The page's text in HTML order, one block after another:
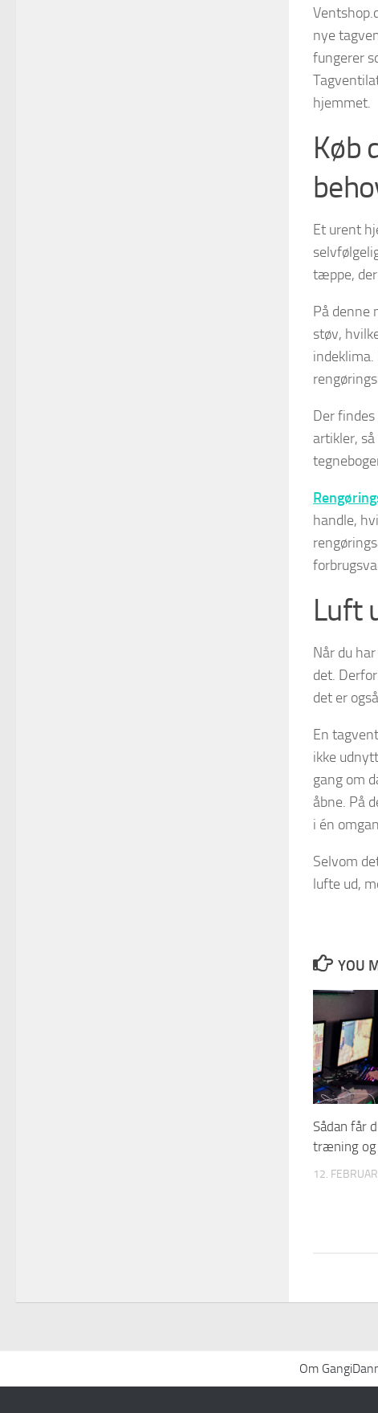
nye
fungerer
hjemmet.
Køb
Et urent
tæppe,
På denne
støv,
Der
artikler,
handle,
Luft
Når du
det.
det er
En
ikke
gang om
åbne. På
i én
Selvom
lufte ud,
YOU
Sådan får
træning og
12.
Om